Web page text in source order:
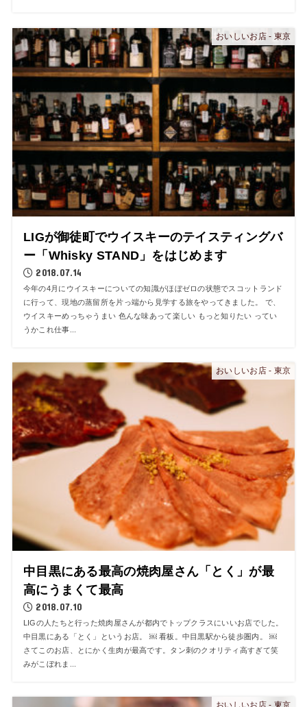
おいしいお店 - 東京
LIGが御徒町でウイスキーのテイスティングバ
ー「Whisky STAND」をはじめます
2018.07.14
今年の4月にウイスキーについての知識がほぼゼロの状態でスコットランド
に行って、現地の蒸留所を片っ端から見学する旅をやってきました。 で、
ウイスキーめっちゃうまい 色んな味あって楽しい もっと知りたい ってい
うかこれ仕事...
おいしいお店 - 東京
中目黒にある最高の焼肉屋さん「とく」が最
高にうまくて最高
2018.07.10
LIGの人たちと行った焼肉屋さんが都内でトップクラスにいいお店でした。
中目黒にある「とく」というお店。 ￼ 看板。中目黒駅から徒歩圏内。 ￼
さてこのお店、とにかく生肉が最高です。タン刺のクオリティ高すぎて笑
みがこぼれま...
おいしいお店 - 東京